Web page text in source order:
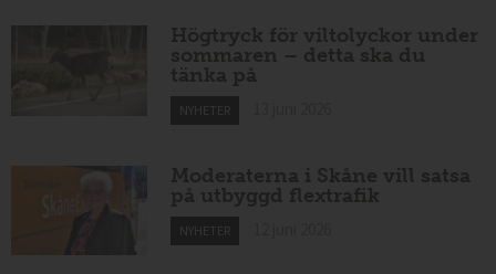
Högtryck för viltolyckor under
sommaren – detta ska du
tänka på
NYHETER
Moderaterna i Skåne vill satsa
på utbyggd flextrafik
NYHETER